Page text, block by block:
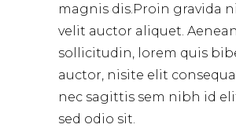
magnis dis.Proin gravida
velit auctor aliquet. Aenean
sollicitudin, lorem quis
auctor, nisite elit
nec sagittis sem nibh id
sed odio sit.